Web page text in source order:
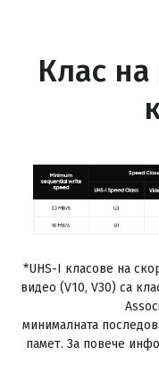
Клас на
*UHS-I класове на
видео (V10, V30) са
минималната
памет. За повече